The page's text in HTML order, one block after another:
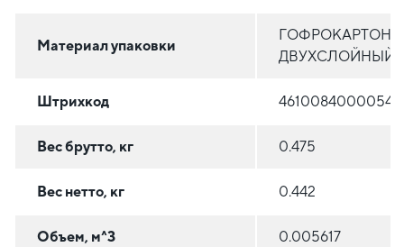
Материал упаковки
ГОФРОКАРТОН
ДВУХСЛОЙНЫЙ
Штрихкод 4610084000054
Вес брутто, кг 0.475
Вес нетто, кг 0.442
Объем, м^3 0.005617